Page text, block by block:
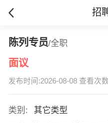
招
陈列专员/全职
面议
发布时间:2026-08-08 查看次
类别:
其它类型